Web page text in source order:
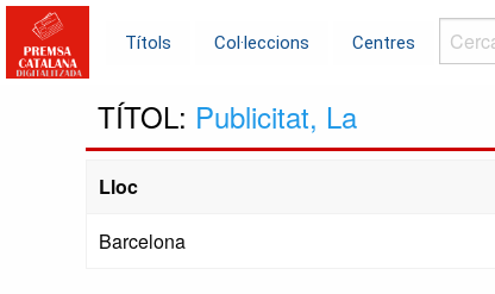
Títols Col·leccions Centres
Cercar
Títols...
TÍTOL: Publicitat, La
Lloc
Barcelona